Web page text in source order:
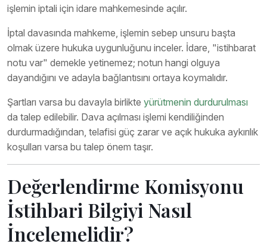
işlemin iptali için idare mahkemesinde açılır.
İptal davasında mahkeme, işlemin sebep unsuru başta
olmak üzere hukuka uygunluğunu inceler. İdare, "istihbarat
notu var" demekle yetinemez; notun hangi olguya
dayandığını ve adayla bağlantısını ortaya koymalıdır.
Şartları varsa bu davayla birlikte yürütmenin durdurulması
da talep edilebilir. Dava açılması işlemi kendiliğinden
durdurmadığından, telafisi güç zarar ve açık hukuka aykırılık
koşulları varsa bu talep önem taşır.
Değerlendirme Komisyonu
İstihbari Bilgiyi Nasıl
İncelemelidir?